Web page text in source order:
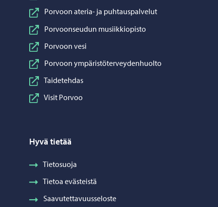
Porvoon ateria- ja puhtauspalvelut
Porvoonseudun musiikkiopisto
Porvoon vesi
Porvoon ympäristöterveydenhuolto
Taidetehdas
Visit Porvoo
Hyvä tietää
Tietosuoja
Tietoa evästeistä
Saavutettavuusseloste